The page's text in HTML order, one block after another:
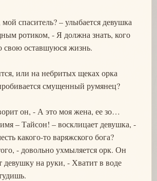
мой спаситель? – улыбается девушка
ротиком, - Я должна знать, кого
свою оставшуюся жизнь.
или на небритых щеках орка
смущенный румянец?
он, - А это моя жена, ее зо…
– Тайсон! – восклицает девушка, -
какого-то варяжского бога?
- довольно ухмыляется орк. Он
девушку на руки, - Хватит в воде